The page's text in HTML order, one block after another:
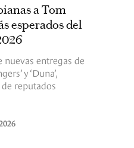
a Tom
esperados del
nuevas entregas de
y ‘Duna’,
reputados